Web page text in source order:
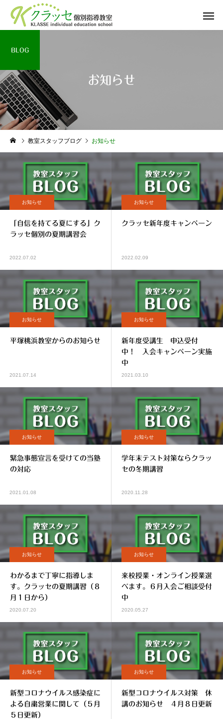
お知らせ
BLOG
教室スタッフブログ お知らせ
お知らせ
「自信を持てる夏にする」ク
ラッセ個別の夏期講習会
2022.07.02
お知らせ
クラッセ新年度キャンペーン
2022.02.09
お知らせ
平塚桃浜教室からのお知らせ
2021.07.14
お知らせ
新年度受講生 申込受付
中！ 入会キャンペーン実施
中
2021.03.10
お知らせ
緊急事態宣言を受けての当塾
の対応
2021.01.08
お知らせ
学年末テスト対策ならクラッ
セの冬期講習
2020.11.28
お知らせ
わかるまで丁寧に指導しま
す。クラッセの夏期講習（８
月１日から）
2020.07.20
お知らせ
来校授業・オンライン授業選
べます。６月入会ご相談受付
中
2020.05.27
お知らせ
新型コロナウイルス感染症に
よる自粛営業に関して（５月
５日更新）
お知らせ
新型コロナウイルス対策 休
講のお知らせ ４月８日更新